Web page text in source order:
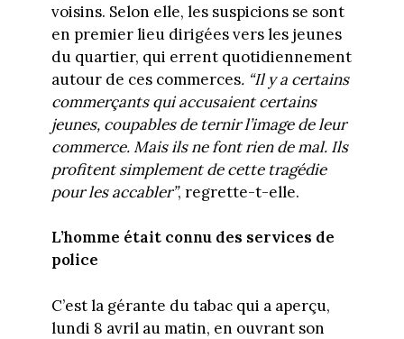
voisins. Selon elle, les suspicions se sont
en premier lieu dirigées vers les jeunes
du quartier, qui errent quotidiennement
autour de ces commerces. “Il y a certains
commerçants qui accusaient certains
jeunes, coupables de ternir l’image de leur
commerce. Mais ils ne font rien de mal. Ils
profitent simplement de cette tragédie
pour les accabler”, regrette-t-elle.
L’homme était connu des services de
police
C’est la gérante du tabac qui a aperçu,
lundi 8 avril au matin, en ouvrant son